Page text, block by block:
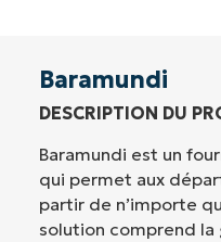
Baramundi
DESCRIPTION DU
Baramundi est un
qui permet aux
partir de n’importe
solution comprend